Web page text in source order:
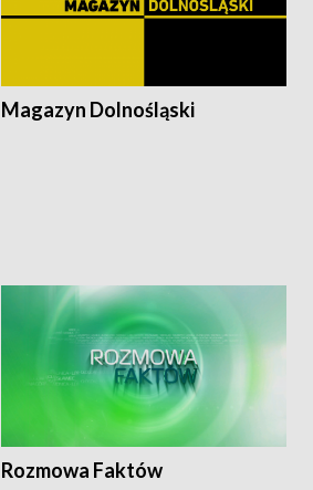
Magazyn Dolnośląski
Rozmowa Faktów